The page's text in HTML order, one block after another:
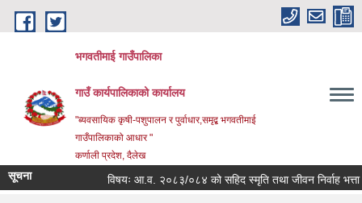
Skip to main content
भगवतीमाई गाउँपालिका
गाउँ कार्यपालिकाको कार्यालय
"ब्यवसायिक कृषी-पशुपालन र पुर्वाधार,समृद्ब भगवतीमाई
गाउँपालिकाको आधार "
कर्णाली प्रदेश, दैलेख
सूचना विषयः आ.व. २०८३/०८४ को सहिद स्मृति तथा जीवन निर्वाह भत्ता